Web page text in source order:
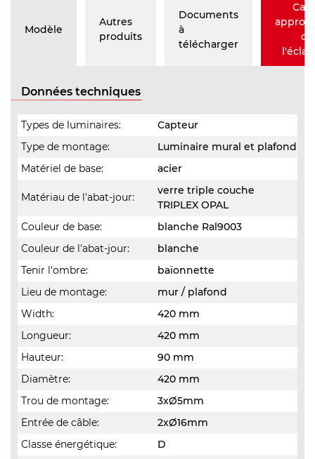
Modèle
Autres
produits
Documents
à
télécharger
de
Données techniques
Types de luminaires:
Capteur
Type de montage:
Luminaire mural et plafond
Matériel de base:
acier
Matériau de l'abat-jour:
verre triple couche
TRIPLEX OPAL
Couleur de base:
blanche Ral9003
Couleur de l'abat-jour:
blanche
Tenir l'ombre:
baïonnette
Lieu de montage:
mur / plafond
Width:
420 mm
Longueur:
420 mm
Hauteur:
90 mm
Diamètre:
420 mm
Trou de montage:
3xØ5mm
Entrée de câble:
2xØ16mm
Classe énergétique:
D